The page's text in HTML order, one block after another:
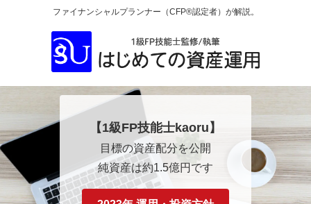
ファイナンシャルプランナー（CFP®認定者）が解説。
【1級FP技能士kaoru】
目標の資産配分を公開
純資産は約1.5億円です